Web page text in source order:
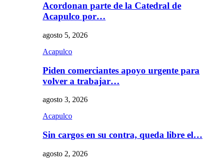
Acordonan parte de la Catedral de
Acapulco por…
agosto 5, 2026
Acapulco
Piden comerciantes apoyo urgente para
volver a trabajar…
agosto 3, 2026
Acapulco
Sin cargos en su contra, queda libre el…
agosto 2, 2026